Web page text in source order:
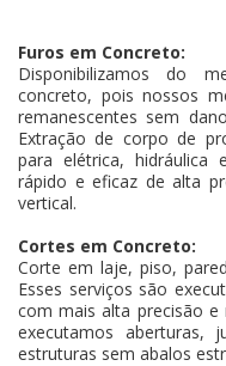
Furos em Concreto:
Disponibilizamos do
concreto, pois nossos
remanescentes sem
Extração de corpo de
para elétrica, hidráulica
rápido e eficaz de alta
vertical.
Cortes em Concreto:
Corte em laje, piso,
Esses serviços são
com mais alta precisão e
executamos aberturas,
estruturas sem abalos